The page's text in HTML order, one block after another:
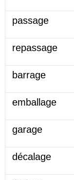
passage
repassage
barrage
emballage
garage
décalage